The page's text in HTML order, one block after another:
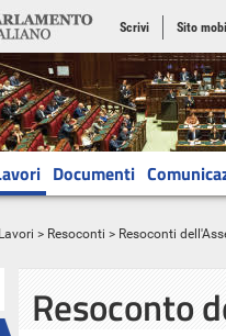
Scrivi Sito
Documenti
Lavori > Resoconti > Resoconti
Resoconto